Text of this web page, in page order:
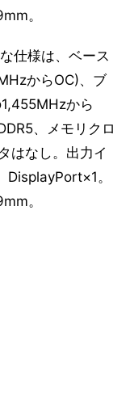
。
仕様は、ベース
からOC)、ブ
から
、メモリクロ
はなし。出力イ
DisplayPort×1。
。